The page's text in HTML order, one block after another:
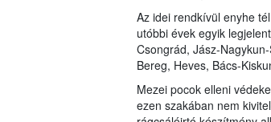
Az idei rendkívül enyhe
utóbbi évek egyik
Csongrád, Jász-
Bereg, Heves, Bács-
Mezei pocok elleni
ezen szakában nem